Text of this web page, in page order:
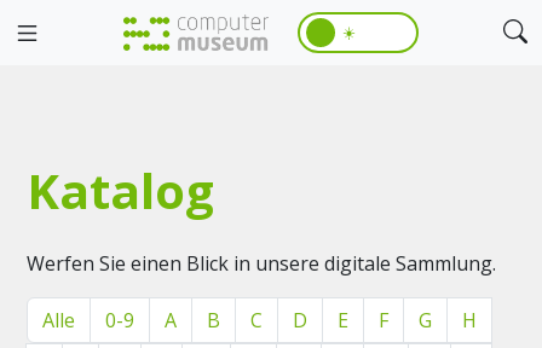
☀️
Katalog
Werfen Sie einen Blick in unsere digitale Sammlung.
Alle 0-9 A B C D E F G
H